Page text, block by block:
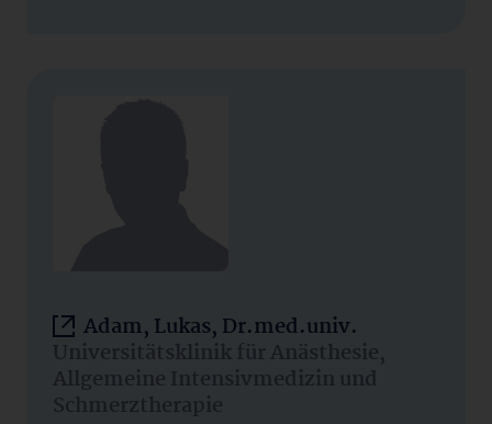
Adam, Lukas, Dr.med.univ.
Universitätsklinik für Anästhesie,
Allgemeine Intensivmedizin und
Schmerztherapie